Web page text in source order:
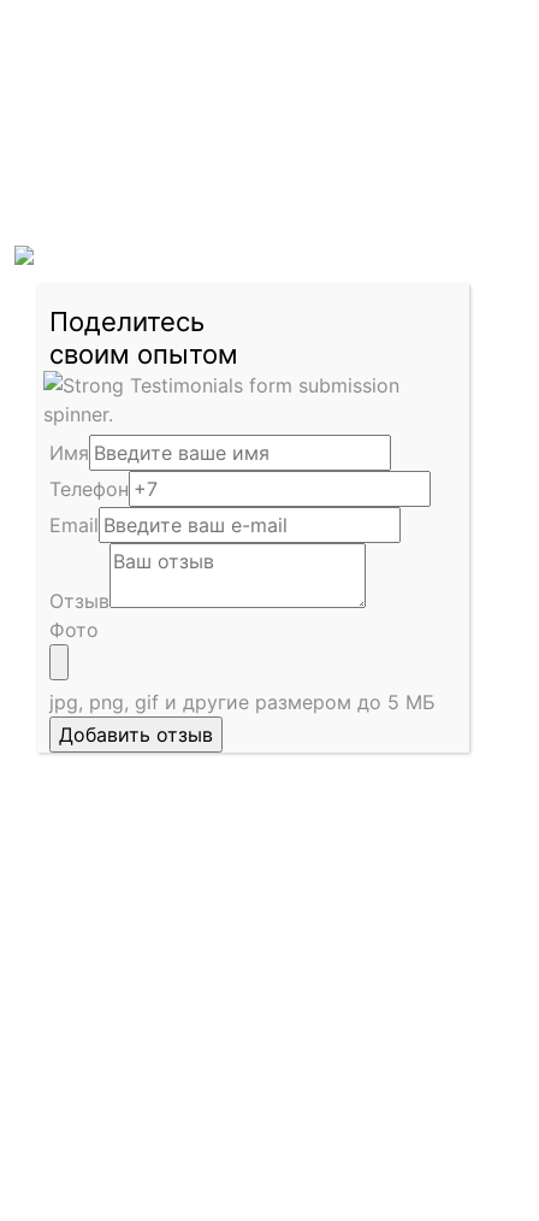
Поделитесь
своим опытом
Имя
Телефон
Email
Отзыв
Фото
jpg, png, gif и другие размером до 5 МБ